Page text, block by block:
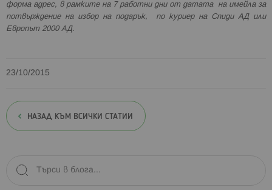
форма адрес, в рамките на 7 работни дни от датата на имейла за
потвърждение на избор на подарък, по куриер на Спиди АД или
Европът 2000 АД.
23/10/2015
НАЗАД КЪМ ВСИЧКИ СТАТИИ